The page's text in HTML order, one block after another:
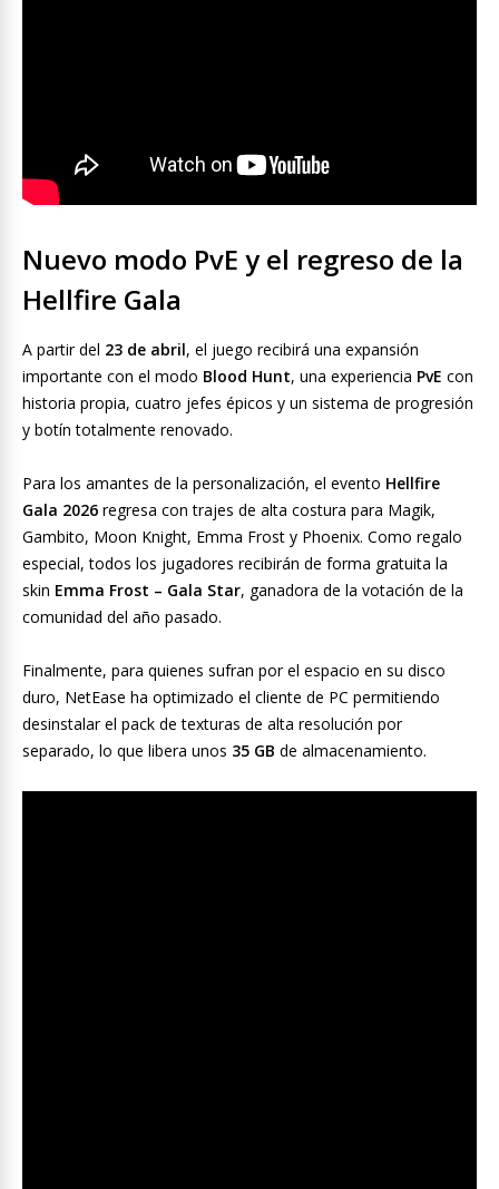
Nuevo modo PvE y el regreso de la
Hellfire Gala
A partir del 23 de abril, el juego recibirá una expansión
importante con el modo Blood Hunt, una experiencia PvE con
historia propia, cuatro jefes épicos y un sistema de progresión
y botín totalmente renovado.
Para los amantes de la personalización, el evento Hellfire
Gala 2026 regresa con trajes de alta costura para Magik,
Gambito, Moon Knight, Emma Frost y Phoenix. Como regalo
especial, todos los jugadores recibirán de forma gratuita la
skin Emma Frost – Gala Star, ganadora de la votación de la
comunidad del año pasado.
Finalmente, para quienes sufran por el espacio en su disco
duro, NetEase ha optimizado el cliente de PC permitiendo
desinstalar el pack de texturas de alta resolución por
separado, lo que libera unos 35 GB de almacenamiento.